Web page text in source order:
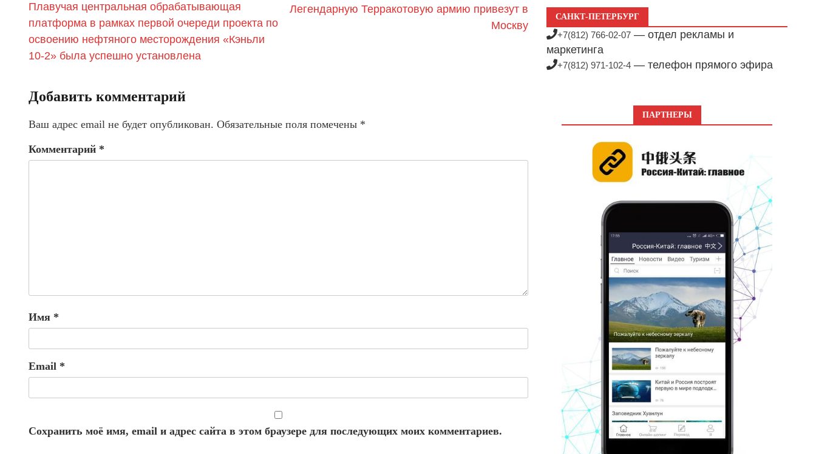
Плавучая центральная обрабатывающая
платформа в рамках первой очереди проекта по
освоению нефтяного месторождения «Кэньли
10-2» была успешно установлена
Легендарную Терракотовую армию привезут в
Москву
Добавить комментарий
Ваш адрес email не будет опубликован. Обязательные поля помечены *
Комментарий *
Имя *
Email *
Сохранить моё имя, email и адрес сайта в этом браузере для последующих моих комментариев.
САНКТ-ПЕТЕРБУРГ
+7(812) 766-02-07 — отдел рекламы и
маркетинга
+7(812) 971-102-4 — телефон прямого эфира
ПАРТНЕРЫ